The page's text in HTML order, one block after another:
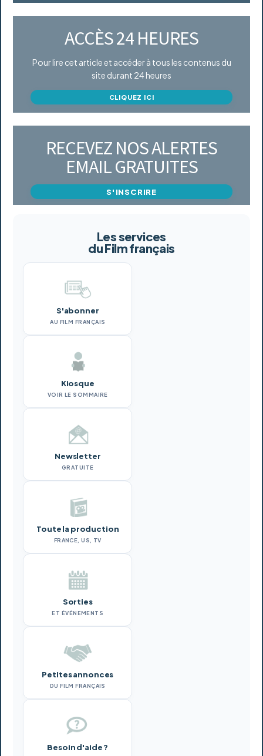
ACCÈS 24 HEURES
Pour lire cet article et accéder à tous les contenus du
site durant 24 heures
CLIQUEZ ICI
RECEVEZ NOS ALERTES
EMAIL GRATUITES
S'INSCRIRE
Les services
du Film français
S'abonner
AU FILM FRANÇAIS
Kiosque
VOIR LE SOMMAIRE
Newsletter
GRATUITE
Toute la production
FRANCE, US, TV
Sorties
ET ÉVÉNEMENTS
Petites annonces
DU FILM FRANÇAIS
Besoin d'aide ?